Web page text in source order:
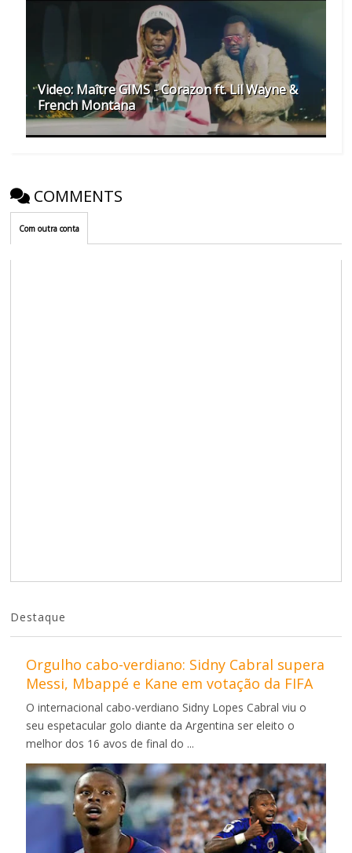
Video: Maître GIMS - Corazon ft. Lil Wayne &
French Montana
COMMENTS
Com outra conta
Destaque
Orgulho cabo-verdiano: Sidny Cabral supera
Messi, Mbappé e Kane em votação da FIFA
O internacional cabo-verdiano Sidny Lopes Cabral viu o
seu espetacular golo diante da Argentina ser eleito o
melhor dos 16 avos de final do ...